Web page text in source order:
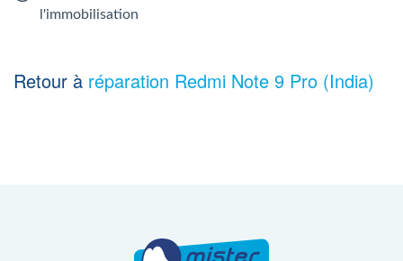
l'immobilisation
Retour à réparation Redmi Note 9 Pro (India)